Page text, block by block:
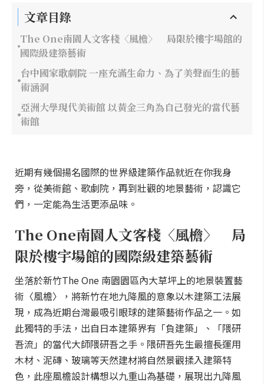
文章目錄
The One南園人文客棧〈風檐〉 局限於樓宇場館的
國際級建築藝術
台中國家歌劇院 一座充滿生命力、為了美聲而生的藝
術涵洞
亞洲大學現代美術館 以黃金三角為自己發光的當代藝
術館
近期有幾個揚名國際的世界級建築作品就近在你我身
旁，從美術館、歌劇院，再到壯觀的地景藝術，認識它
們，一定能為生活更添品味。
The One南園人文客棧〈風檐〉 局
限於樓宇場館的國際級建築藝術
坐落於新竹The One 南園園區內大草坪上的地景裝置藝
術〈風檐〉，將新竹在地九降風的意象以木建築工法展
現，成為近期台灣最吸引眼球的建築藝術作品之一。如
此獨特的手法，出自日本建築界有「負建築」、「隈研
吾流」的當代大師隈研吾之手。隈研吾先生最擅長運用
木材、泥磚、玻璃等天然建材將自然景觀揉入建築特
色，此座風檐設計構想以九重山為基礎，展現出九降風